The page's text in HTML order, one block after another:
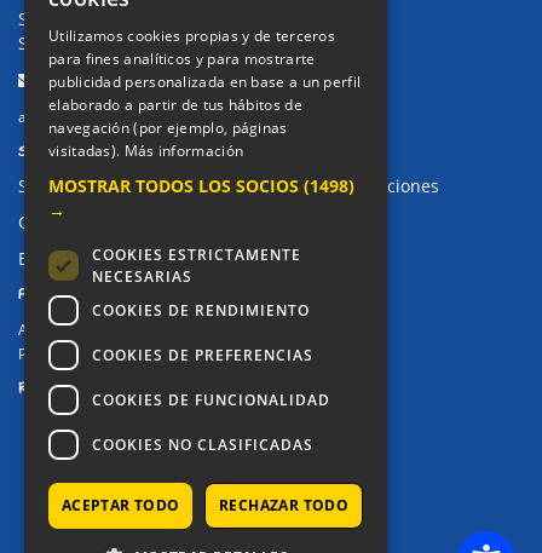
Secretaría Ppal:
Secretaría Infantil:91 643 61 33
Email:
alkor@colegioalkor.com
SUGERENCIAS Y CANAL DE DENUNCIAS
Sugerencias, Quejas, Reclamaciones y Felicitaciones
Canal de denuncias
Buzón denuncia drogas CM
PRIVACIDAD
Aviso legal / Política de privacidad
Política de Cookies
REDES SOCIALES
Utilizamos cookies propias y de terceros
para fines analíticos y para mostrarte
publicidad personalizada en base a un perfil
elaborado a partir de tus hábitos de
navegación (por ejemplo, páginas
visitadas). Más información
MOSTRAR TODOS LOS SOCIOS (1498)
→
COOKIES ESTRICTAMENTE
NECESARIAS
COOKIES DE RENDIMIENTO
COOKIES DE PREFERENCIAS
COOKIES DE FUNCIONALIDAD
COOKIES NO CLASIFICADAS
ACEPTAR TODO RECHAZAR TODO